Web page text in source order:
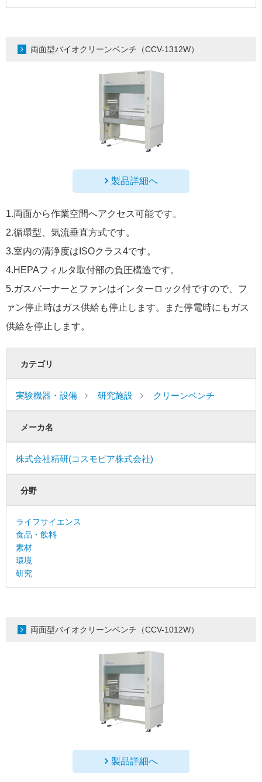
両面型バイオクリーンベンチ（CCV-1312W）
製品詳細へ
1.両面から作業空間へアクセス可能です。
2.循環型、気流垂直方式です。
3.室内の清浄度はISOクラス4です。
4.HEPAフィルタ取付部の負圧構造です。
5.ガスバーナーとファンはインターロック付ですので、フ
ァン停止時はガス供給も停止します。また停電時にもガス
供給を停止します。
カテゴリ
実験機器・設備 研究施設 クリーンベンチ
メーカ名
株式会社精研(コスモピア株式会社)
分野
ライフサイエンス
食品・飲料
素材
環境
研究
両面型バイオクリーンベンチ（CCV-1012W）
製品詳細へ